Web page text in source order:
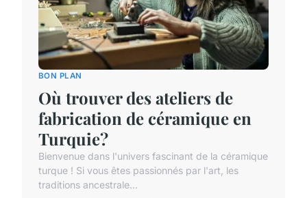
BON PLAN
Où trouver des ateliers de
fabrication de céramique en
Turquie?
Bienvenue dans l'univers fascinant de la céramique
turque ! Si vous êtes passionnés par l'art, les
traditions ancestrale...